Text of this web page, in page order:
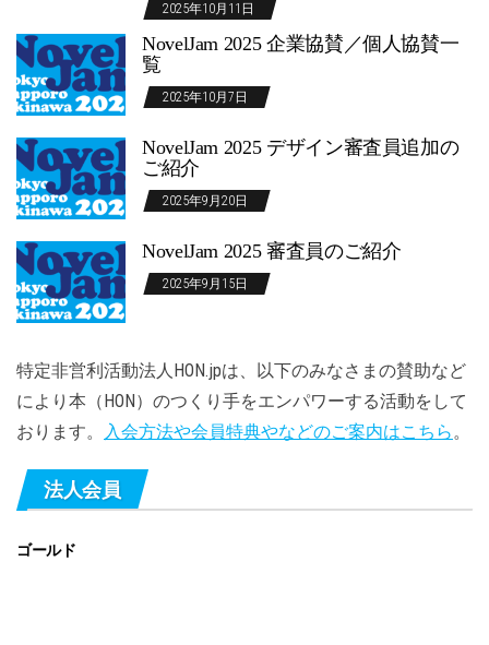
2025年10月11日
NovelJam 2025 企業協賛／個人協賛一
覧
2025年10月7日
NovelJam 2025 デザイン審査員追加の
ご紹介
2025年9月20日
NovelJam 2025 審査員のご紹介
2025年9月15日
特定非営利活動法人HON.jpは、以下のみなさまの賛助など
により本（HON）のつくり手をエンパワーする活動をして
おります。
入会方法や会員特典やなどのご案内はこちら。
法人会員
ゴールド